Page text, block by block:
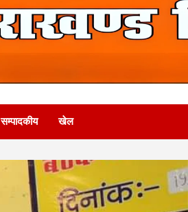
सम्पादकीय खेल